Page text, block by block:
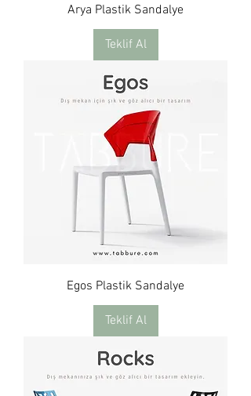
Arya Plastik Sandalye
Teklif Al
Egos Plastik Sandalye
Teklif Al